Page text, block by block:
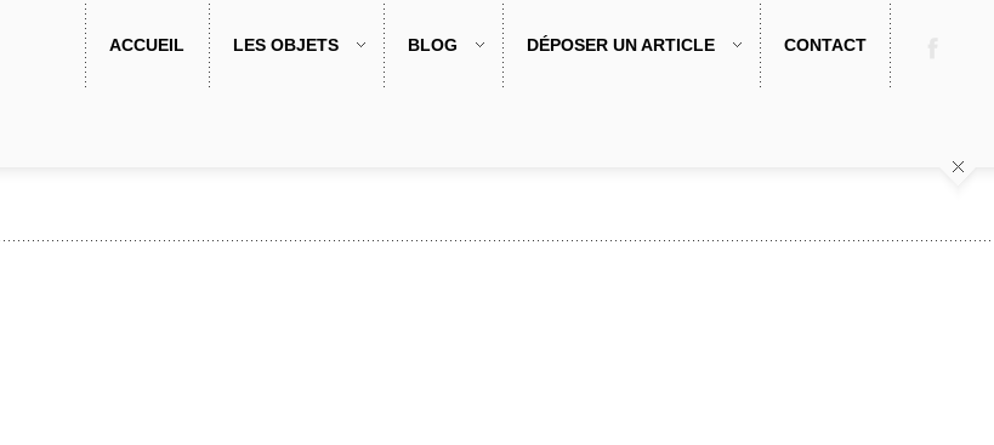
ACCUEIL LES OBJETS BLOG DÉPOSER UN ARTICLE CONTACT